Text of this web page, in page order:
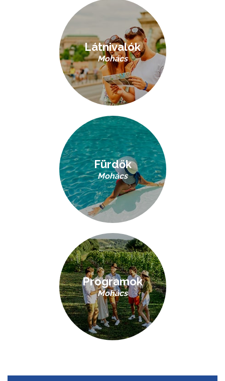
Látnivalók
Mohács
Fürdők
Mohács
Programok
Mohács